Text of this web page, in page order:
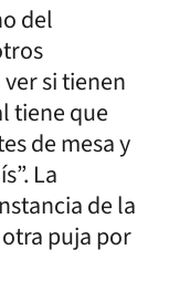
del
si tienen
tiene que
de mesa y
La
de la
puja por